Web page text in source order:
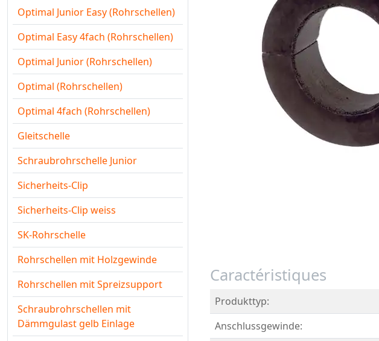
Optimal Junior Easy (Rohrschellen)
Optimal Easy 4fach (Rohrschellen)
Optimal Junior (Rohrschellen)
Optimal (Rohrschellen)
Optimal 4fach (Rohrschellen)
Gleitschelle
Schraubrohrschelle Junior
Sicherheits-Clip
Sicherheits-Clip weiss
SK-Rohrschelle
Rohrschellen mit Holzgewinde
Rohrschellen mit Spreizsupport
Schraubrohrschellen mit
Dämmgulast gelb Einlage
Caractéristiques
Produkttyp:
Anschlussgewinde: